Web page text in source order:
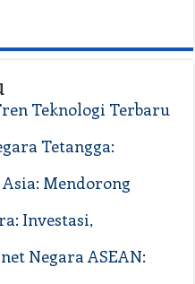
Teknologi Terbaru
Tetangga:
Mendorong
Investasi,
Negara ASEAN: